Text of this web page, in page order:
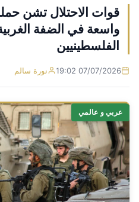
إلى
المحتوى
قوات الاحتلال تشن
واسعة في الضفة
الفلسطينيين
07/07/2026 19:02 نورة سالم
عربي و عالمي